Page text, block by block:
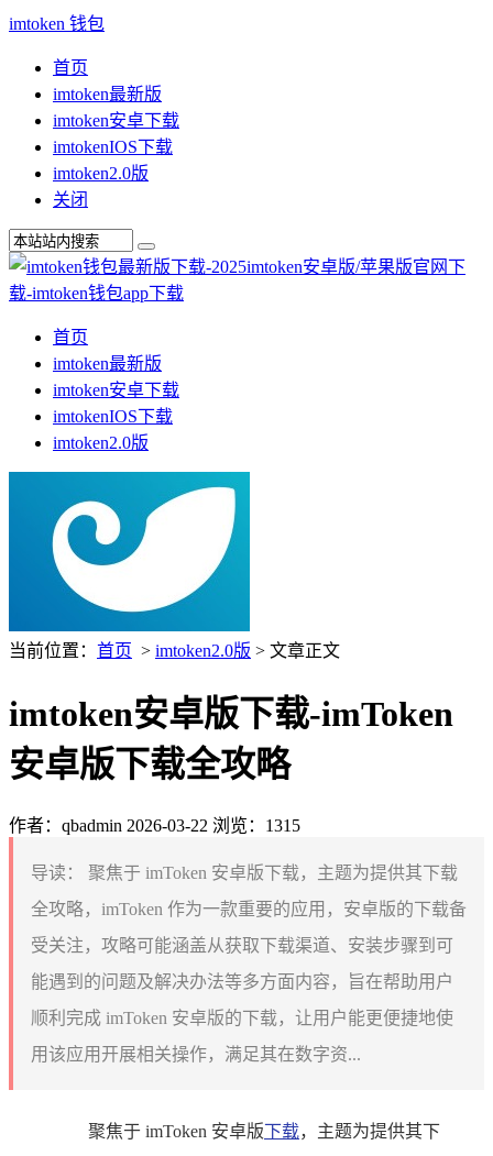
imtoken 钱包
首页
imtoken最新版
imtoken安卓下载
imtokenIOS下载
imtoken2.0版
关闭
首页
imtoken最新版
imtoken安卓下载
imtokenIOS下载
imtoken2.0版
当前位置： 首页 > imtoken2.0版 > 文章正文
imtoken安卓版下载-imToken
安卓版下载全攻略
作者：qbadmin 2026-03-22 浏览：1315
导读：
聚焦于 imToken 安卓版下载，主题为提供其下载
全攻略，imToken 作为一款重要的应用，安卓版的下载备
受关注，攻略可能涵盖从获取下载渠道、安装步骤到可
能遇到的问题及解决办法等多方面内容，旨在帮助用户
顺利完成 imToken 安卓版的下载，让用户能更便捷地使
用该应用开展相关操作，满足其在数字资...
聚焦于 imToken 安卓版下载，主题为提供其下